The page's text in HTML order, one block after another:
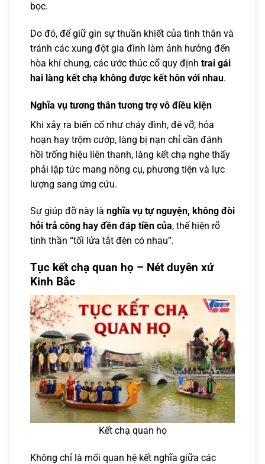
bọc.
Do đó, để giữ gìn sự thuần khiết của tình thân và
tránh các xung đột gia đình làm ảnh hưởng đến
hòa khí chung, các ước thúc cổ quy định trai gái
hai làng kết chạ không được kết hôn với nhau.
Nghĩa vụ tương thân tương trợ vô điều kiện
Khi xảy ra biến cố như cháy đình, đê vỡ, hỏa
hoạn hay trộm cướp, làng bị nạn chỉ cần đánh
hồi trống hiệu liên thanh, làng kết chạ nghe thấy
phải lập tức mang nông cụ, phương tiện và lực
lượng sang ứng cứu.
Sự giúp đỡ này là nghĩa vụ tự nguyện, không đòi
hỏi trả công hay đền đáp tiền của, thể hiện rõ
tinh thần “tối lửa tắt đèn có nhau”.
Tục kết chạ quan họ – Nét duyên xứ
Kinh Bắc
Kết chạ quan họ
Không chỉ là mối quan hệ kết nghĩa giữa các